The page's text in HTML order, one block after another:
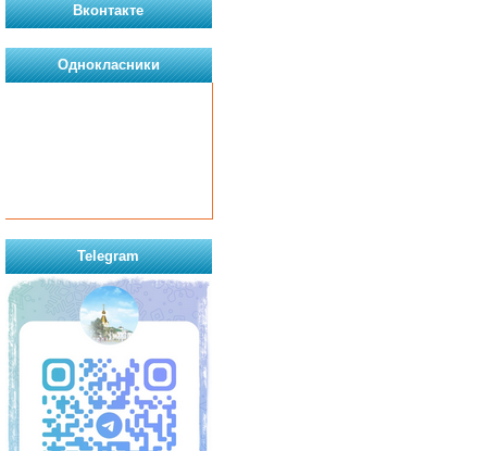
Вконтакте
Однокласники
Telegram